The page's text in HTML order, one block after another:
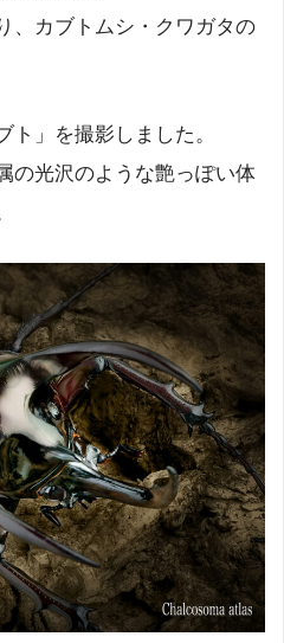
、カブトムシ・クワガタの
」を撮影しました。
の光沢のような艶っぽい体